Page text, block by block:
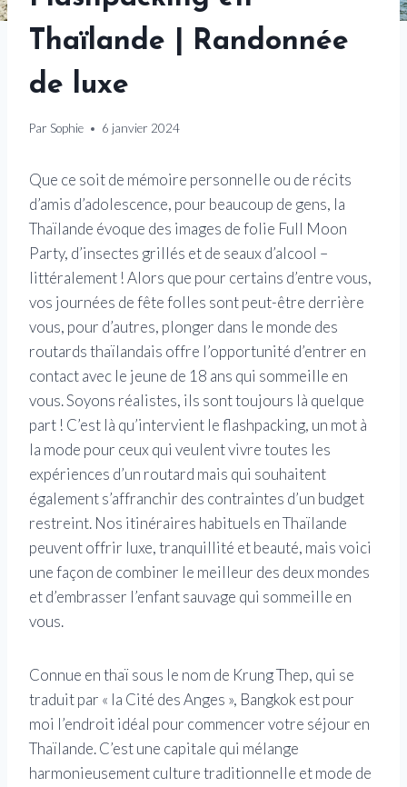
Thaïlande | Randonnée
de luxe
Par Sophie 6 janvier 2024
Que ce soit de mémoire personnelle ou de récits
d’amis d’adolescence, pour beaucoup de gens, la
Thaïlande évoque des images de folie Full Moon
Party, d’insectes grillés et de seaux d’alcool –
littéralement ! Alors que pour certains d’entre vous,
vos journées de fête folles sont peut-être derrière
vous, pour d’autres, plonger dans le monde des
routards thaïlandais offre l’opportunité d’entrer en
contact avec le jeune de 18 ans qui sommeille en
vous. Soyons réalistes, ils sont toujours là quelque
part ! C’est là qu’intervient le flashpacking, un mot à
la mode pour ceux qui veulent vivre toutes les
expériences d’un routard mais qui souhaitent
également s’affranchir des contraintes d’un budget
restreint. Nos itinéraires habituels en Thaïlande
peuvent offrir luxe, tranquillité et beauté, mais voici
une façon de combiner le meilleur des deux mondes
et d’embrasser l’enfant sauvage qui sommeille en
vous.
Connue en thaï sous le nom de Krung Thep, qui se
traduit par « la Cité des Anges », Bangkok est pour
moi l’endroit idéal pour commencer votre séjour en
Thaïlande. C’est une capitale qui mélange
harmonieusement culture traditionnelle et mode de